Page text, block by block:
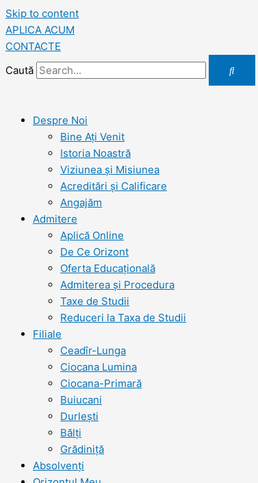
Skip to content
APLICA ACUM
CONTACTE
Caută
Despre Noi
Bine Ați Venit
Istoria Noastră
Viziunea şi Misiunea
Acreditări şi Calificare
Angajăm
Admitere
Aplică Online
De Ce Orizont
Oferta Educațională
Admiterea și Procedura
Taxe de Studii
Reduceri la Taxa de Studii
Filiale
Ceadîr-Lunga
Ciocana Lumina
Ciocana-Primară
Buiucani
Durlești
Bălți
Grădiniță
Absolvenți